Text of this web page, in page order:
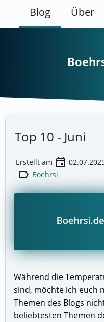
Blog Über
Top 10 - Juni
Erstellt am event
label Boehrsi
Während die
sind, möchte ich euch
Themen des Blogs
beliebtesten Themen